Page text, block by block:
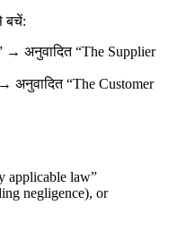
बचें:
→ अनुवादित “The Supplier
अनुवादित “The Customer
applicable law”
negligence), or